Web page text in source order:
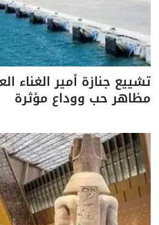
تشييع جنازة أمير
مظاهر حب ووداع مؤثرة